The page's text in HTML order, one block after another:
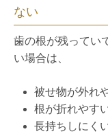
ない
歯の根が残ってい
い場合は、
被せ物が外れ
根が折れやす
長持ちしにく